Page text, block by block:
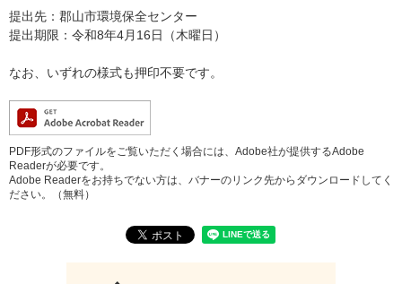
提出先：郡山市環境保全センター
提出期限：令和8年4月16日（木曜日）
なお、いずれの様式も押印不要です。
PDF形式のファイルをご覧いただく場合には、Adobe社が提供するAdobe
Readerが必要です。
Adobe Readerをお持ちでない方は、バナーのリンク先からダウンロードしてく
ださい。（無料）